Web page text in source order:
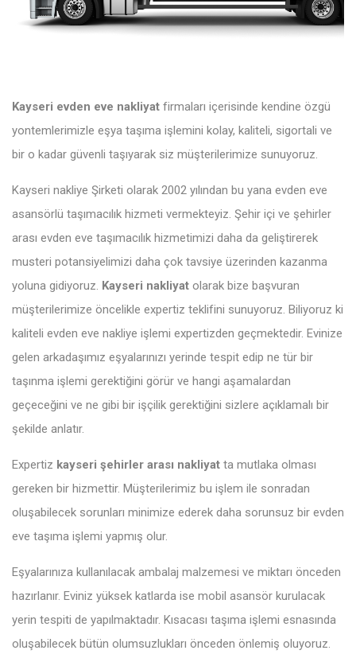
Kayseri evden eve nakliyat firmaları içerisinde kendine özgü
yontemlerimizle eşya taşıma işlemini kolay, kaliteli, sigortali ve
bir o kadar güvenli taşıyarak siz müşterilerimize sunuyoruz.
Kayseri nakliye Şirketi olarak 2002 yılından bu yana evden eve
asansörlü taşımacılık hizmeti vermekteyiz. Şehir içi ve şehirler
arası evden eve taşımacılık hizmetimizi daha da geliştirerek
musteri potansiyelimizi daha çok tavsiye üzerinden kazanma
yoluna gidiyoruz. Kayseri nakliyat olarak bize başvuran
müşterilerimize öncelikle expertiz teklifini sunuyoruz. Biliyoruz ki
kaliteli evden eve nakliye işlemi expertizden geçmektedir. Evinize
gelen arkadaşımız eşyalarınızı yerinde tespit edip ne tür bir
taşınma işlemi gerektiğini görür ve hangi aşamalardan
geçeceğini ve ne gibi bir işçilik gerektiğini sizlere açıklamalı bir
şekilde anlatır.
Expertiz kayseri şehirler arası nakliyat ta mutlaka olması
gereken bir hizmettir. Müşterilerimiz bu işlem ile sonradan
oluşabilecek sorunları minimize ederek daha sorunsuz bir evden
eve taşıma işlemi yapmış olur.
Eşyalarınıza kullanılacak ambalaj malzemesi ve miktarı önceden
hazırlanır. Eviniz yüksek katlarda ise mobil asansör kurulacak
yerin tespiti de yapılmaktadır. Kısacası taşıma işlemi esnasında
oluşabilecek bütün olumsuzlukları önceden önlemiş oluyoruz.